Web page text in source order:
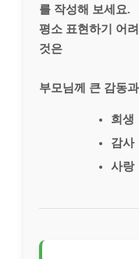
를 작성해 보세요.
평소 표현하기 어
것은
부모님께 큰 감동
희생
감사
사랑